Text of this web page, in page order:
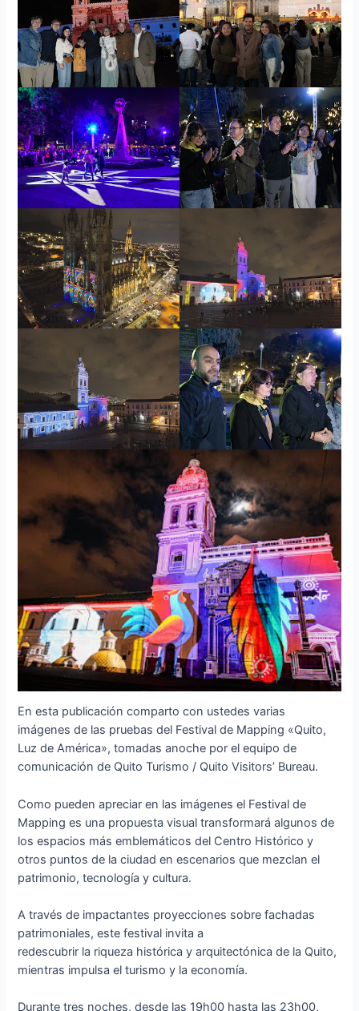
En esta publicación comparto con ustedes varias
imágenes de las pruebas del Festival de Mapping «Quito,
Luz de América», tomadas anoche por el equipo de
comunicación de Quito Turismo / Quito Visitors’ Bureau.
Como pueden apreciar en las imágenes el Festival de
Mapping es una propuesta visual transformará algunos de
los espacios más emblemáticos del Centro Histórico y
otros puntos de la ciudad en escenarios que mezclan el
patrimonio, tecnología y cultura.
A través de impactantes proyecciones sobre fachadas
patrimoniales, este festival invita a
redescubrir la riqueza histórica y arquitectónica de la Quito,
mientras impulsa el turismo y la economía.
Durante tres noches, desde las 19h00 hasta las 23h00,